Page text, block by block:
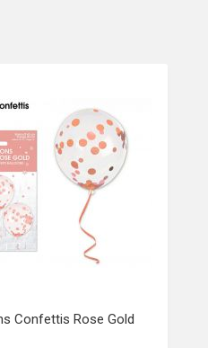
Confettis Rose Gold